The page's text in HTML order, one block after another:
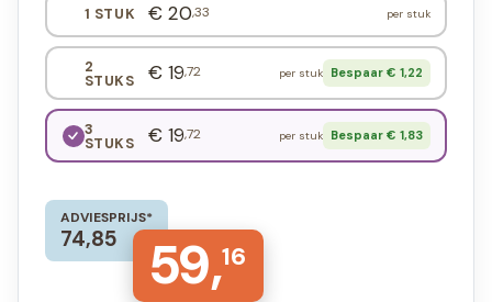
1 STUK € 20,33 per stuk
2
STUKS € 19,72 per stuk Bespaar € 1,22
3
STUKS € 19,72 per stuk Bespaar € 1,83
ADVIESPRIJS*
74,85 59,16